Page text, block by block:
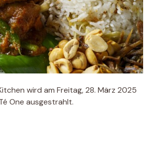
wird am Freitag, 28. März 2025
One ausgestrahlt.